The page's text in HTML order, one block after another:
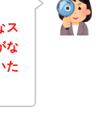
ス
な
た